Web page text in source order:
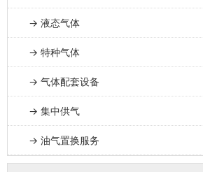
→ 液态气体
→ 特种气体
→ 气体配套设备
→ 集中供气
→ 油气置换服务